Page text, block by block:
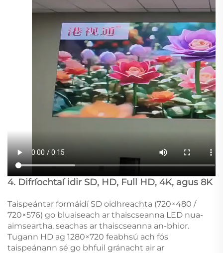
4. Difríochtaí idir SD, HD, Full HD, 4K, agus 8K
Taispeántar formáidí SD oidhreachta (720×480 /
720×576) go bluaiseach ar thaiscseanna LED nua-
aimseartha, seachas ar thaiscseanna an-bhior.
Tugann HD ag 1280×720 feabhsú ach fós
taispeánann sé go bhfuil gránacht air ar